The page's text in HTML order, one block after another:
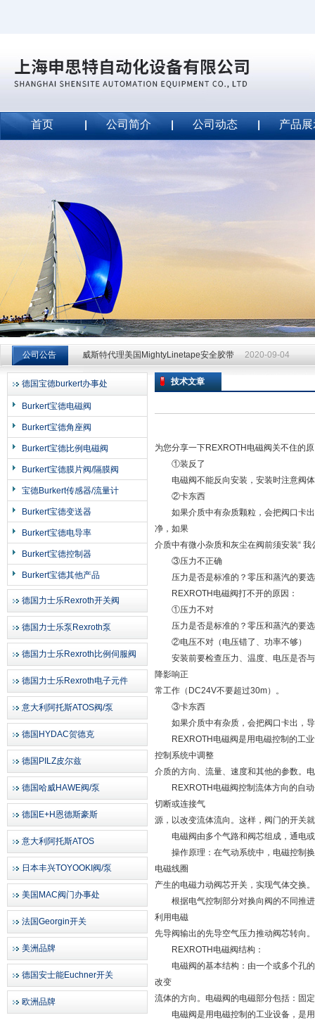
上海申思特自动化设备有限公司
首页 公司简介 公司动态 产品
公司公告
威斯特代理美国MightyLinetape安全胶带 2020-09-04
威斯特代理美国MightyLinetape安全胶带 2020-09-04
威斯特代理美国MightyLinetape安全胶带
德国宝德burkert办事处
Burkert宝德电磁阀
Burkert宝德角座阀
Burkert宝德比例电磁阀
Burkert宝德膜片阀/隔膜阀
宝德Burkert传感器/流量计
Burkert宝德变送器
Burkert宝德电导率
Burkert宝德控制器
Burkert宝德其他产品
德国力士乐Rexroth开关阀
德国力士乐泵Rexroth泵
德国力士乐Rexroth比例伺服阀
德国力士乐Rexroth电子元件
意大利阿托斯ATOS阀/泵
德国HYDAC贺德克
德国PILZ皮尔兹
德国哈威HAWE阀/泵
德国E+H恩德斯豪斯
意大利阿托斯ATOS
日本丰兴TOYOOKI阀/泵
美国MAC阀门办事处
法国Georgin开关
美洲品牌
德国安士能Euchner开关
欧洲品牌
技术文章
为您分享一下REXROTH电磁阀关不住的
①装反了
电磁阀不能反向安装，安装时注意阀体
②卡东西
如果介质中有杂质颗粒，会把阀口卡出
净，如果
介质中有微小杂质和灰尘在阀前须安装“
③压力不正确
压力是否是标准的？零压和蒸汽的要选
REXROTH电磁阀打不开的原因：
①压力不对
压力是否是标准的？零压和蒸汽的要选
②电压不对（电压错了、功率不够）
安装前要检查压力、温度、电压是否与
降影响正
常工作（DC24V不要超过30m）。
③卡东西
如果介质中有杂质，会把阀口卡出，导
REXROTH电磁阀是用电磁控制的工业
控制系统中调整
介质的方向、流量、速度和其他的参数。
REXROTH电磁阀控制流体方向的自动
切断或连接气
源，以改变流体流向。这样，阀门的开关
电磁阀由多个气路和阀芯组成，通电或
操作原理：在气动系统中，电磁控制换
电磁线圈
产生的电磁力动阀芯开关，实现气体交换。
根据电气控制部分对换向阀的不同推进
利用电磁
先导阀输出的先导空气压力推动阀芯转向。
REXROTH电磁阀结构：
电磁阀的基本结构：由一个或多个孔的
改变
流体的方向。电磁阀的电磁部分包括：固
电磁阀是用电磁控制的工业设备，是用